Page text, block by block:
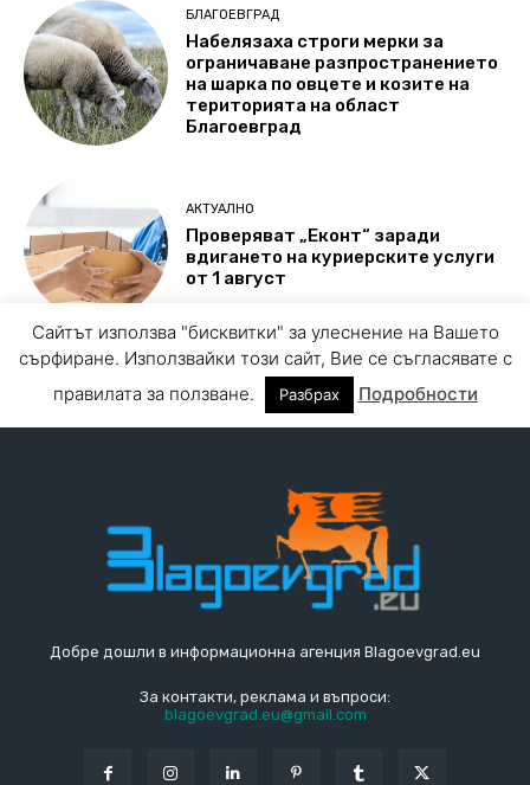
Добре дошли в информационна агенция Blagoevgrad.eu
За контакти, реклама и въпроси:
blagoevgrad.eu@gmail.com